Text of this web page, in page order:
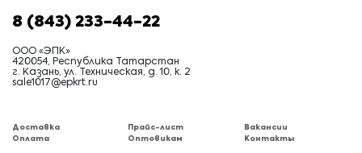
8 (843) 233-44-22
ООО «ЭПК»
420054, Республика Татарстан
г. Казань, ул. Техническая, д. 10, к. 2
sale1017@epkrt.ru
Доставка
Оплата
Прайс-лист
Оптовикам
Вакансии
Контакты